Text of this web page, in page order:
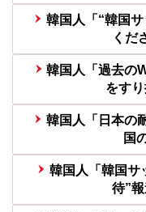
韓国人「“韓国
くだ
韓国人「過去の
をす
韓国人「日本の
国
韓国人「韓国サ
待”